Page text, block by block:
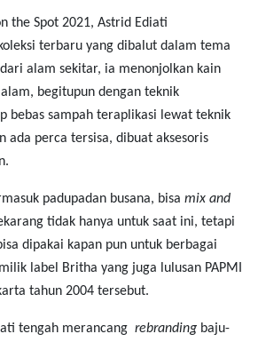
the Spot 2021, Astrid Ediati
terbaru yang dibalut dalam tema
alam sekitar, ia menonjolkan kain
begitupun dengan teknik
bebas sampah teraplikasi lewat teknik
ada perca tersisa, dibuat aksesoris
padupadan busana, bisa mix and
tidak hanya untuk saat ini, tetapi
dipakai kapan pun untuk berbagai
label Britha yang juga lulusan PAPMI
tahun 2004 tersebut.
tengah merancang rebranding baju-